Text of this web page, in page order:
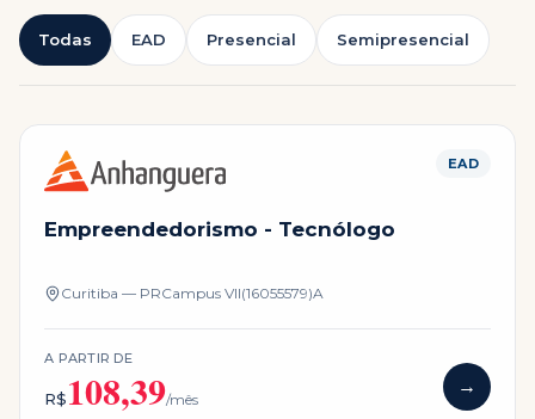
Todas EAD Presencial Semipresencial
EAD
Empreendedorismo - Tecnólogo
Curitiba — PRCampus VII(16055579)A
A PARTIR DE
R$108,39/mês
→